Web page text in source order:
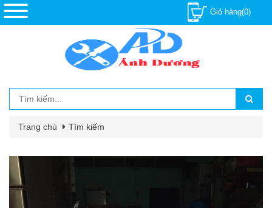
Giỏ hàng(0)
Trang chủ Tìm kiếm